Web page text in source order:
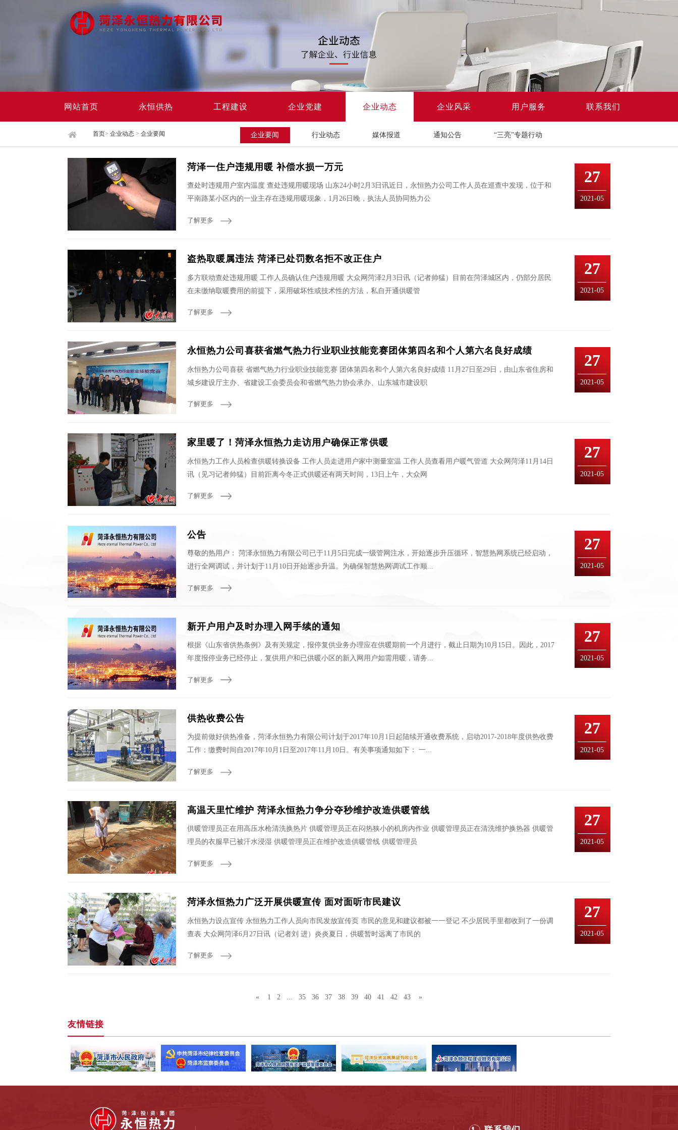
网站首页 永恒供热 工程建设 企业党建 企业动态 企业风采 用户服务 联系我们
首页> 企业动态> 企业要闻 企业要闻 行业动态 媒体报道 通知公告 “三亮”专题行动
菏泽一住户违规用暖 补偿水损一万元
查处时违规用户室内温度 查处违规用暖现场 山东24小时2月3日讯近日，永恒热力公司工作人员在巡查中发现，位于和
平南路某小区内的一业主存在违规用暖现象，1月26日晚，执法人员协同热力公
了解更多
27
2021-05
盗热取暖属违法 菏泽已处罚数名拒不改正住户
多方联动查处违规用暖 工作人员确认住户违规用暖 大众网菏泽2月3日讯（记者帅猛）目前在菏泽城区内，仍部分居民
在未缴纳取暖费用的前提下，采用破坏性或技术性的方法，私自开通供暖管
了解更多
27
2021-05
永恒热力公司喜获省燃气热力行业职业技能竞赛团体第四名和个人第六名良好成绩
永恒热力公司喜获 省燃气热力行业职业技能竞赛 团体第四名和个人第六名良好成绩 11月27日至29日，由山东省住房和
城乡建设厅主办、省建设工会委员会和省燃气热力协会承办、山东城市建设职
了解更多
27
2021-05
家里暖了！菏泽永恒热力走访用户确保正常供暖
永恒热力工作人员检查供暖转换设备 工作人员走进用户家中测量室温 工作人员查看用户暖气管道 大众网菏泽11月14日
讯（见习记者帅猛）目前距离今冬正式供暖还有两天时间，13日上午，大众网
了解更多
27
2021-05
公告
尊敬的热用户： 菏泽永恒热力有限公司已于11月5日完成一级管网注水，开始逐步升压循环，智慧热网系统已经启动，
进行全网调试，并计划于11月10日开始逐步升温。为确保智慧热网调试工作顺...
了解更多
27
2021-05
新开户用户及时办理入网手续的通知
根据《山东省供热条例》及有关规定，报停复供业务办理应在供暖期前一个月进行，截止日期为10月15日。因此，2017
年度报停业务已经停止，复供用户和已供暖小区的新入网用户如需用暖，请务...
了解更多
27
2021-05
供热收费公告
为提前做好供热准备，菏泽永恒热力有限公司计划于2017年10月1日起陆续开通收费系统，启动2017-2018年度供热收费
工作；缴费时间自2017年10月1日至2017年11月10日。有关事项通知如下： 一...
了解更多
27
2021-05
高温天里忙维护 菏泽永恒热力争分夺秒维护改造供暖管线
供暖管理员正在用高压水枪清洗换热片 供暖管理员正在闷热狭小的机房内作业 供暖管理员正在清洗维护换热器 供暖管
理员的衣服早已被汗水浸湿 供暖管理员正在维护改造供暖管线 供暖管理员
了解更多
27
2021-05
菏泽永恒热力广泛开展供暖宣传 面对面听市民建议
永恒热力设点宣传 永恒热力工作人员向市民发放宣传页 市民的意见和建议都被一一登记 不少居民手里都收到了一份调
查表 大众网菏泽6月27日讯（记者刘 进）炎炎夏日，供暖暂时远离了市民的
了解更多
27
2021-05
« 1 2 35 36 37 38 39 40 41 42 43 »
友情链接